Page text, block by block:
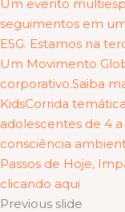
Um evento
seguimentos em
ESG. Estamos na
Um Movimento
corporativo.Saiba
KidsCorrida
adolescentes de 4
consciência
Passos de Hoje,
clicando aqui
Previous slide